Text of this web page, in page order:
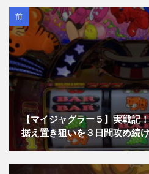
前
【マイジャグラー５】実戦記
据え置き狙いを３日間攻め続